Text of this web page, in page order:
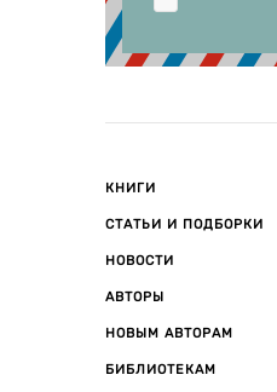
КНИГИ
СТАТЬИ И ПОДБОРКИ
НОВОСТИ
АВТОРЫ
НОВЫМ АВТОРАМ
БИБЛИОТЕКАМ